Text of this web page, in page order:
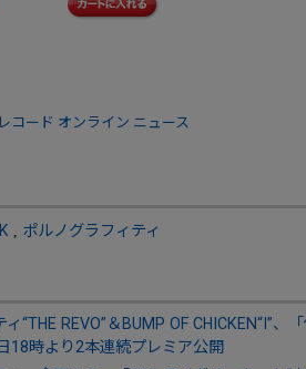
コード オンライン ニュース
ポルノグラフィティ
“THE REVO”＆BUMP OF CHICKEN“I”
18時より2本連続プレミア公開